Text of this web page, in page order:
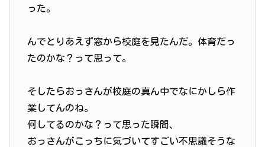
った。
んでとりあえず窓から校庭を見たんだ。体育だっ
たのかな？って思って。
そしたらおっさんが校庭の真ん中でなにかしら作
業してんのね。
何してるのかな？って思った瞬間、
おっさんがこっちに気づいてすごい不思議そうな